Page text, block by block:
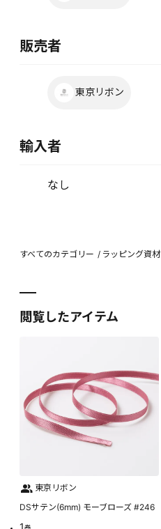
販売者
東京リボン
輸入者
なし
すべてのカテゴリー ラッピング資材
閲覧したアイテム
東京リボン
DSサテン(6mm) モーブローズ #246
1